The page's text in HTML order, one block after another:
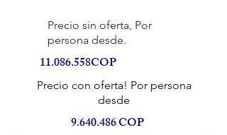
Precio sin oferta, Por
persona desde.
11.086.558COP
Precio con oferta! Por persona
desde
9.640.486COP